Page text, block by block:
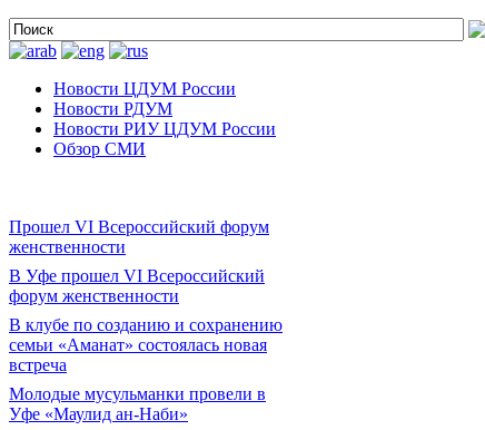
Новости ЦДУМ России
Новости РДУМ
Новости РИУ ЦДУМ России
Обзор СМИ
Прошел VI Всероссийский форум
женственности
В Уфе прошел VI Всероссийский
форум женственности
В клубе по созданию и сохранению
семьи «Аманат» состоялась новая
встреча
Молодые мусульманки провели в
Уфе «Маулид ан-Наби»